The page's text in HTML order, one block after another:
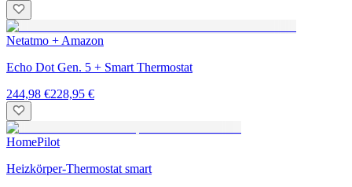
Netatmo + Amazon
Echo Dot Gen. 5 + Smart Thermostat
244,98 €228,95 €
HomePilot
Heizkörper-Thermostat smart